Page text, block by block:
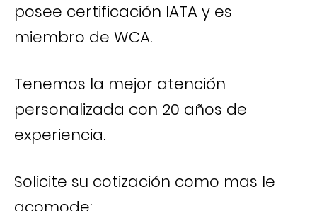
posee certificación IATA y es
miembro de WCA.
Tenemos la mejor atención
personalizada con 20 años de
experiencia.
Solicite su cotización como mas le